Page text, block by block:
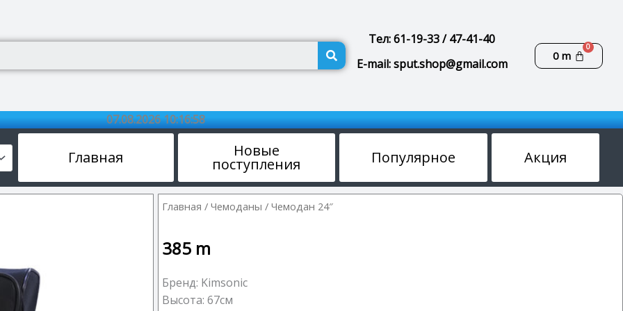
Поиск Тел: 61-19-33 / 47-41-40
E-mail: sput.shop@gmail.com
0m
07.08.2026 10:16:59
Главная Новые
поступления Популярное Акция
Главная / Чемоданы / Чемодан 24″
385 m
Бренд: Kimsonic
Высота: 67см